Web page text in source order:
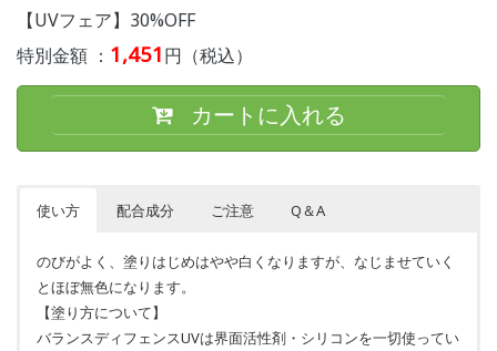
【UVフェア】30%OFF
特別金額 ： 1,451円（税込）
カートに入れる
使い方 配合成分 ご注意 Q＆A
のびがよく、塗りはじめはやや白くなりますが、なじませていく
とほぼ無色になります。
【塗り方について】
バランスディフェンスUVは界面活性剤・シリコンを一切使ってい